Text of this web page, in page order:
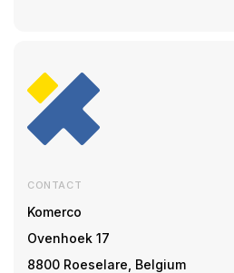
CONTACT
Komerco
Ovenhoek 17
8800 Roeselare, Belgium